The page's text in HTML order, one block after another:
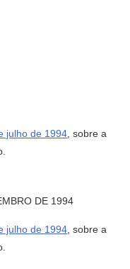
julho de 1994 , sobre a
DE 1994
julho de 1994 , sobre a